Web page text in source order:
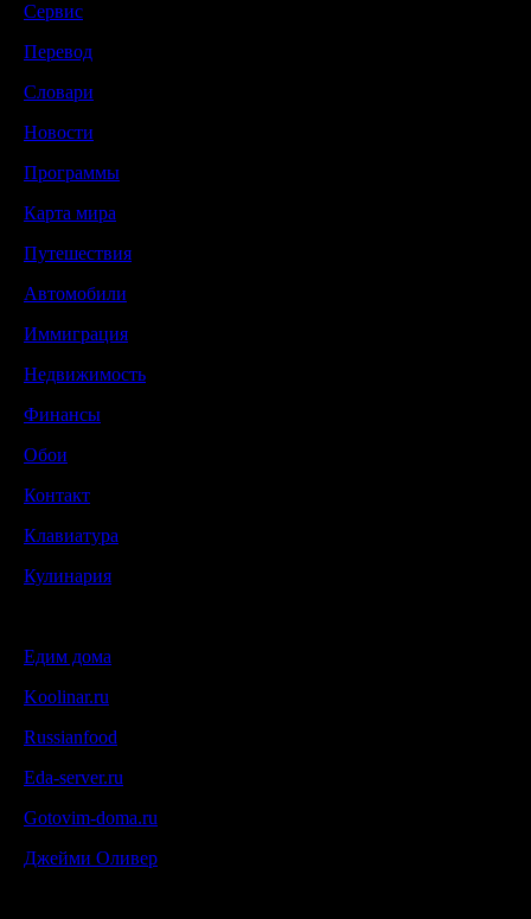
Сервис
Перевод
Словари
Новости
Программы
Карта мира
Путешествия
Автомобили
Иммиграция
Недвижимость
Финансы
Обои
Контакт
Клавиатура
Кулинария
Едим дома
Koolinar.ru
Russianfood
Eda-server.ru
Gotovim-doma.ru
Джейми Оливер